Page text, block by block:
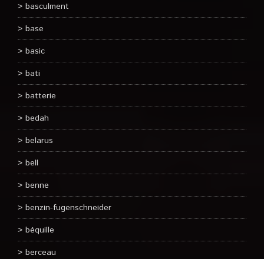
basculment
base
basic
bati
batterie
bedah
belarus
bell
benne
benzin-fugenschneider
béquille
berceau